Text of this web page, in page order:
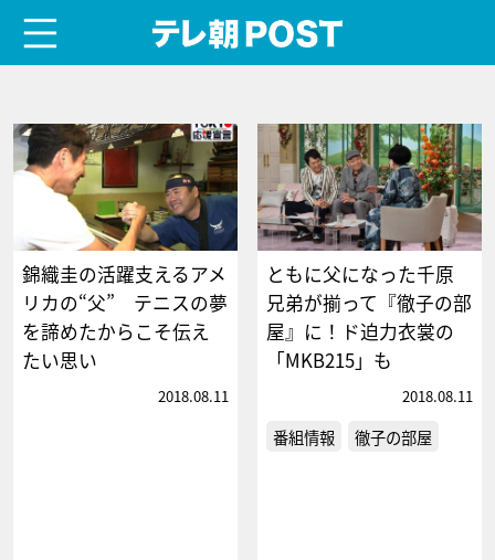
錦織圭の活躍支えるアメ
リカの“父” テニスの夢
を諦めたからこそ伝え
たい思い
2018.08.11
ともに父になった千原
兄弟が揃って『徹子の部
屋』に！ド迫力衣裳の
「MKB215」も
2018.08.11
番組情報 徹子の部屋